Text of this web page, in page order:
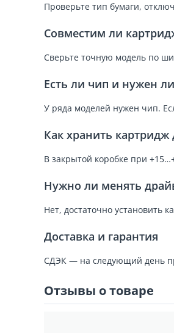
Проверьте тип бумаги,
Совместим ли
Сверьте точную модель по
Есть ли чип и нужен
У ряда моделей нужен чип.
Как хранить картридж
В закрытой коробке при
Нужно ли менять
Нет, достаточно установить
Доставка и гарантия
СДЭК — на следующий день
Отзывы о товаре